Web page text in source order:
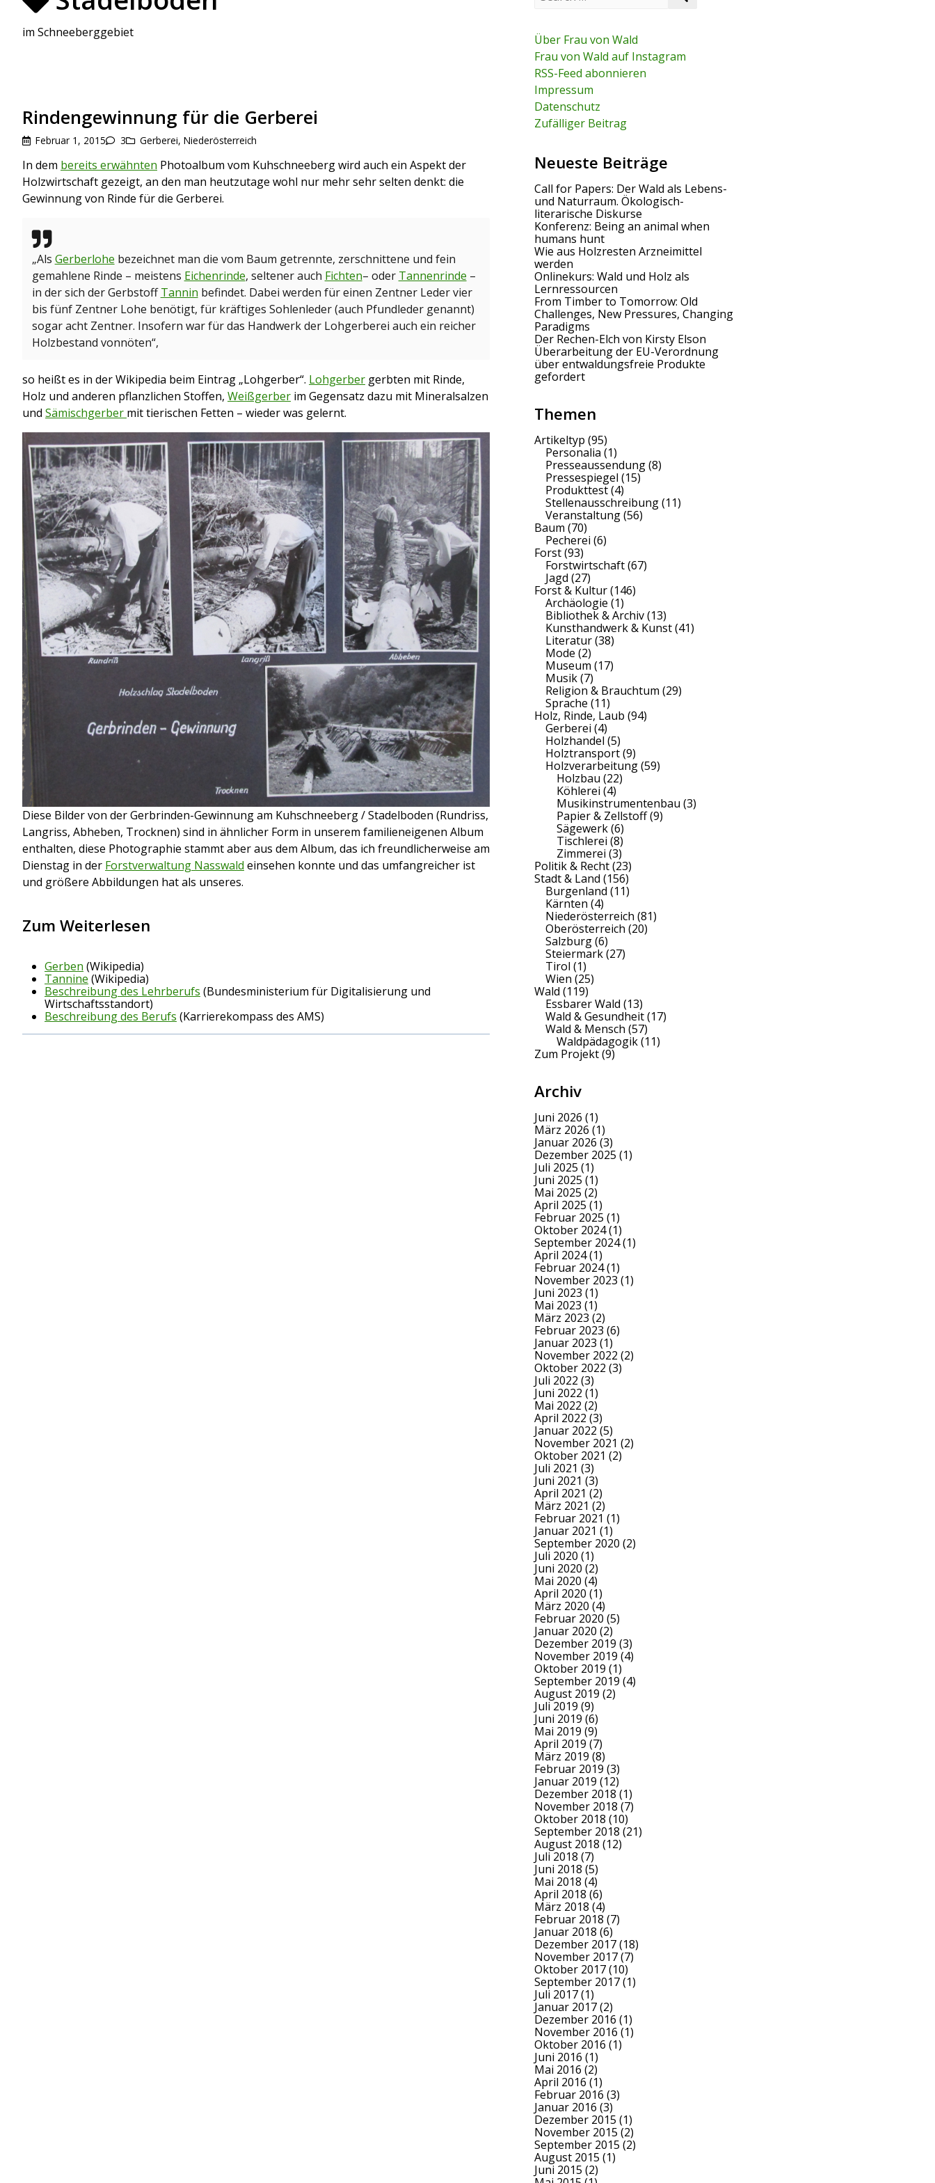
im Schneeberggebiet
Rindengewinnung für die Gerberei
Februar 1, 2015 3 Gerberei,Niederösterreich
In dem bereits erwähnten Photoalbum vom Kuhschneeberg wird auch ein Aspekt der
Holzwirtschaft gezeigt, an den man heutzutage wohl nur mehr sehr selten denkt: die
Gewinnung von Rinde für die Gerberei.
„Als Gerberlohe bezeichnet man die vom Baum getrennte, zerschnittene und fein
gemahlene Rinde – meistens Eichenrinde, seltener auch Fichten– oder Tannenrinde –
in der sich der GerbstoffTannin befindet. Dabei werden für einen Zentner Leder vier
bis fünf Zentner Lohe benötigt, für kräftiges Sohlenleder (auch Pfundleder genannt)
sogar acht Zentner. Insofern war für das Handwerk der Lohgerberei auch ein reicher
Holzbestand vonnöten“,
so heißt es in der Wikipedia beim Eintrag „Lohgerber“. Lohgerber gerbten mit Rinde,
Holz und anderen pflanzlichen Stoffen, Weißgerber im Gegensatz dazu mit Mineralsalzen
und Sämischgerber mit tierischen Fetten – wieder was gelernt.
Diese Bilder von der Gerbrinden-Gewinnung am Kuhschneeberg / Stadelboden (Rundriss,
Langriss, Abheben, Trocknen) sind in ähnlicher Form in unserem familieneigenen Album
enthalten, diese Photographie stammt aber aus dem Album, das ich freundlicherweise am
Dienstag in der Forstverwaltung Nasswald einsehen konnte und das umfangreicher ist
und größere Abbildungen hat als unseres.
Zum Weiterlesen
Gerben (Wikipedia)
Tannine (Wikipedia)
Beschreibung des Lehrberufs (Bundesministerium für Digitalisierung und
Wirtschaftsstandort)
Beschreibung des Berufs (Karrierekompass des AMS)
c
h
f
o
r
:
Über Frau von Wald
Frau von Wald auf Instagram
RSS-Feed abonnieren
Impressum
Datenschutz
Zufälliger Beitrag
Neueste Beiträge
Call for Papers: Der Wald als Lebens-
und Naturraum. Ökologisch-
literarische Diskurse
Konferenz: Being an animal when
humans hunt
Wie aus Holzresten Arzneimittel
werden
Onlinekurs: Wald und Holz als
Lernressourcen
From Timber to Tomorrow: Old
Challenges, New Pressures, Changing
Paradigms
Der Rechen-Elch von Kirsty Elson
Überarbeitung der EU-Verordnung
über entwaldungsfreie Produkte
gefordert
Themen
Artikeltyp (95)
Personalia (1)
Presseaussendung(8)
Pressespiegel (15)
Produkttest(4)
Stellenausschreibung(11)
Veranstaltung(56)
Baum (70)
Pecherei (6)
Forst(93)
Forstwirtschaft(67)
Jagd (27)
Forst & Kultur(146)
Archäologie (1)
Bibliothek & Archiv(13)
Kunsthandwerk & Kunst(41)
Literatur(38)
Mode (2)
Museum (17)
Musik(7)
Religion & Brauchtum (29)
Sprache (11)
Holz, Rinde, Laub (94)
Gerberei (4)
Holzhandel (5)
Holztransport(9)
Holzverarbeitung(59)
Holzbau (22)
Köhlerei (4)
Musikinstrumentenbau (3)
Papier & Zellstoff(9)
Sägewerk(6)
Tischlerei (8)
Zimmerei (3)
Politik & Recht(23)
Stadt & Land (156)
Burgenland (11)
Kärnten (4)
Niederösterreich (81)
Oberösterreich (20)
Salzburg(6)
Steiermark(27)
Tirol (1)
Wien (25)
Wald (119)
Essbarer Wald (13)
Wald & Gesundheit(17)
Wald & Mensch (57)
Waldpädagogik(11)
Zum Projekt(9)
Archiv
Juni 2026 (1)
März 2026 (1)
Januar 2026 (3)
Dezember 2025 (1)
Juli 2025 (1)
Juni 2025 (1)
Mai 2025 (2)
April 2025 (1)
Februar 2025 (1)
Oktober 2024(1)
September 2024(1)
April 2024(1)
Februar 2024(1)
November 2023 (1)
Juni 2023 (1)
Mai 2023 (1)
März 2023 (2)
Februar 2023 (6)
Januar 2023 (1)
November 2022 (2)
Oktober 2022 (3)
Juli 2022 (3)
Juni 2022 (1)
Mai 2022 (2)
April 2022 (3)
Januar 2022 (5)
November 2021 (2)
Oktober 2021 (2)
Juli 2021 (3)
Juni 2021 (3)
April 2021 (2)
März 2021 (2)
Februar 2021 (1)
Januar 2021 (1)
September 2020 (2)
Juli 2020 (1)
Juni 2020 (2)
Mai 2020 (4)
April 2020 (1)
März 2020 (4)
Februar 2020 (5)
Januar 2020 (2)
Dezember 2019 (3)
November 2019 (4)
Oktober 2019 (1)
September 2019 (4)
August 2019 (2)
Juli 2019 (9)
Juni 2019 (6)
Mai 2019 (9)
April 2019 (7)
März 2019 (8)
Februar 2019 (3)
Januar 2019 (12)
Dezember 2018 (1)
November 2018 (7)
Oktober 2018 (10)
September 2018 (21)
August 2018 (12)
Juli 2018 (7)
Juni 2018 (5)
Mai 2018 (4)
April 2018 (6)
März 2018 (4)
Februar 2018 (7)
Januar 2018 (6)
Dezember 2017(18)
November 2017(7)
Oktober 2017(10)
September 2017(1)
Juli 2017(1)
Januar 2017(2)
Dezember 2016 (1)
November 2016 (1)
Oktober 2016 (1)
Juni 2016 (1)
Mai 2016 (2)
April 2016 (1)
Februar 2016 (3)
Januar 2016 (3)
Dezember 2015 (1)
November 2015 (2)
September 2015 (2)
August 2015 (1)
Juni 2015 (2)